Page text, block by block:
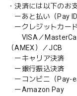
・決済には以下のお
ーあと払い（Pay ID
ークレジットカー
VISA／
（AMEX）／JCB
ーキャリア決済
ー銀行振込決済
ーコンビニ（Pay-
ーAmazon Pay